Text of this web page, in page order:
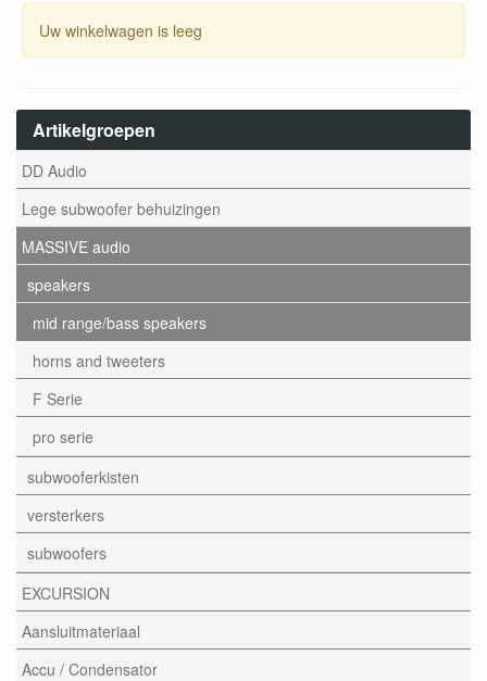
Uw winkelwagen is leeg
Artikelgroepen
DD Audio
Lege subwoofer behuizingen
MASSIVE audio
speakers
mid range/bass speakers
horns and tweeters
F Serie
pro serie
subwooferkisten
versterkers
subwoofers
EXCURSION
Aansluitmateriaal
Accu / Condensator